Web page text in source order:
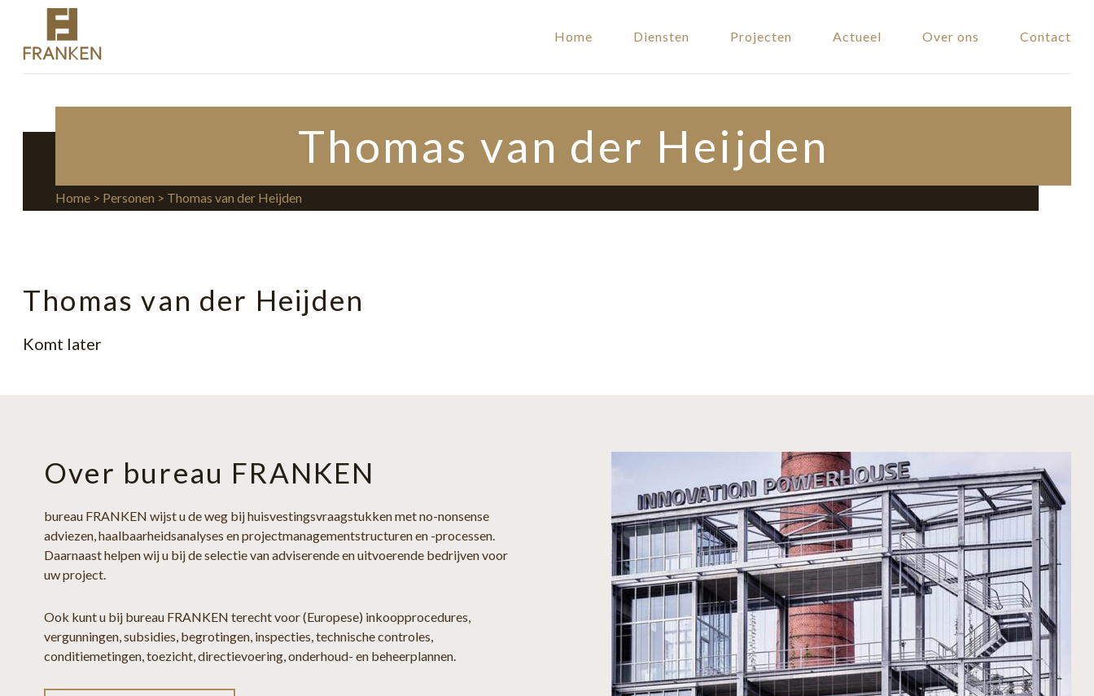
Home Diensten Projecten Actueel Over ons Contact
Thomas van der Heijden
Home > Personen > Thomas van der Heijden
Thomas van der Heijden
Komt later
Over bureau FRANKEN
bureau FRANKEN wijst u de weg bij huisvestingsvraagstukken met no-nonsense
adviezen, haalbaarheidsanalyses en projectmanagementstructuren en -processen.
Daarnaast helpen wij u bij de selectie van adviserende en uitvoerende bedrijven voor
uw project.
Ook kunt u bij bureau FRANKEN terecht voor (Europese) inkoopprocedures,
vergunningen, subsidies, begrotingen, inspecties, technische controles,
conditiemetingen, toezicht, directievoering, onderhoud- en beheerplannen.